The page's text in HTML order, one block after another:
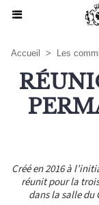
Accueil > Les
Créé en 2016 à
réunit pour la
dans la salle du